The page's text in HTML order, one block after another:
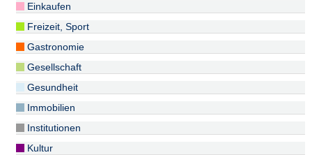
Einkaufen
Freizeit, Sport
Gastronomie
Gesellschaft
Gesundheit
Immobilien
Institutionen
Kultur